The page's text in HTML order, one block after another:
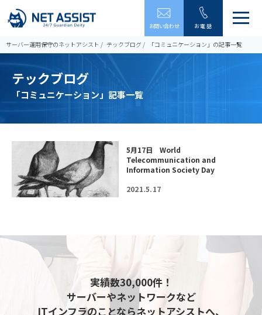
お問い合わせ お電話
メ
ュ
ー
サーバー運用保守のネットアシスト テックブログ 「コミュニケーション」の記事一覧
テックブログ
「コミュニケーション」記事一覧
5月17日 World
Telecommunication and
Information Society Day
2021.5.17
実績数30,000件！
サーバーやネットワークなど
ITインフラのことならネットアシストへ、